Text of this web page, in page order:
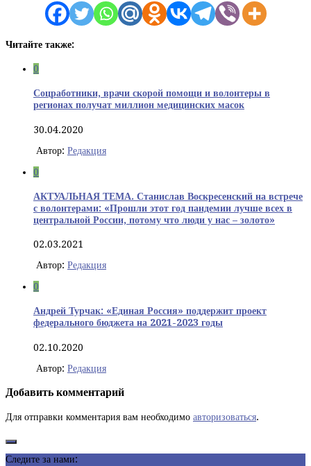
Читайте также:
0
Соцработники, врачи скорой помощи и волонтеры в
регионах получат миллион медицинских масок
30.04.2020
Автор: Редакция
0
АКТУАЛЬНАЯ ТЕМА. Станислав Воскресенский на встрече
с волонтерами: «Прошли этот год пандемии лучше всех в
центральной России, потому что люди у нас – золото»
02.03.2021
Автор: Редакция
0
Андрей Турчак: «Единая Россия» поддержит проект
федерального бюджета на 2021-2023 годы
02.10.2020
Автор: Редакция
Добавить комментарий
Для отправки комментария вам необходимо авторизоваться.
Следите за нами: